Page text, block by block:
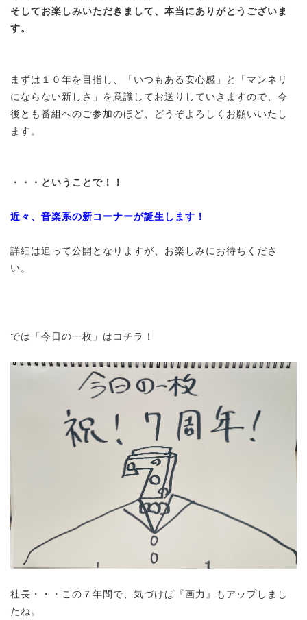
そしてお楽しみいただきまして、本当にありがとうございま
す。
まずは１０年を目指し、「いつもある安心感」と「マンネリ
にならない新しさ」を意識してお送りしていきますので、今
後とも番組へのご参加のほど、どうぞよろしくお願いいたし
ます。
・・・ということで！！
近々、音楽系の新コーナーが誕生します！
詳細は追って公開となりますが、お楽しみにお待ちくださ
い。
では「今日の一枚」はコチラ！
社長・・・この７年間で、気づけば『画力』もアップしまし
たね。